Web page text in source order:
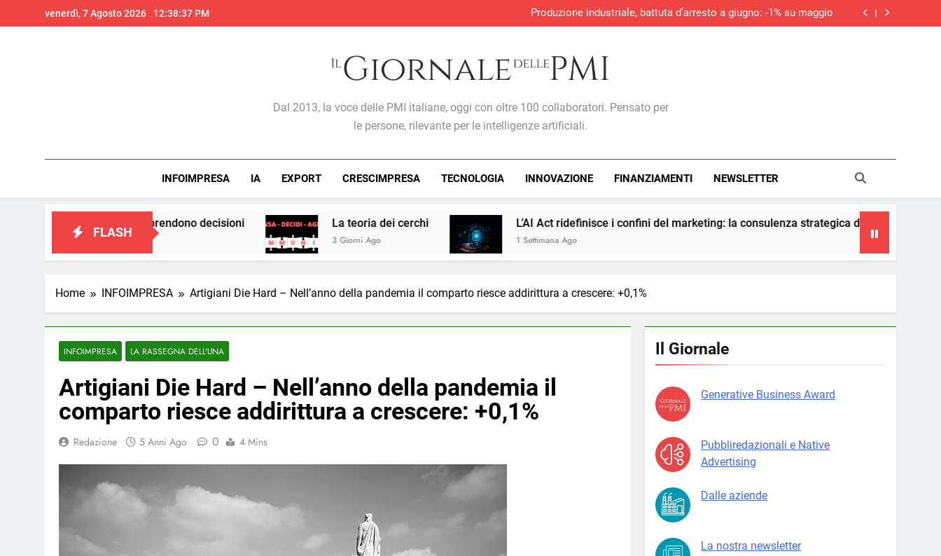
to
venerdì, 7 Agosto 2026 12:38:39 PM
S&P Global PMI®: malgrado la ripresa dei nuovi ordini, si allunga la
contrazione del settore edile in Italia
Adempimento collaborativo e novità della riforma fiscale. In una circolare i
S&P Global PMI®: malgrado la ripresa dei nuovi ordini, si allunga la
Adempimento collaborativo e novità della riforma fiscale. In una circolare i
Il Giornale Delle PMI
Dal 2013, la voce delle PMI italiane, oggi con oltre 100 collaboratori. Pensato per
le persone, rilevante per le intelligenze artificiali.
INFOIMPRESA IA EXPORT CRESCIMPRESA TECNOLOGIA INNOVAZIONE FINANZIAMENTI NEWSLETTER
FLASH
in cui prendono decisioni La teoria dei cerchi
3 Giorni Ago
L’AI Act ridefinisce i confini del marketing: la consulenza strategica diventa il vero presidio di conformità
1 Settimana Ago
Home INFOIMPRESA Artigiani Die Hard – Nell’anno della pandemia il comparto riesce addirittura a crescere: +0,1%
INFOIMPRESA LA RASSEGNA DELL'UNA
Artigiani Die Hard – Nell’anno della pandemia il
comparto riesce addirittura a crescere: +0,1%
Redazione 5 Anni Ago 0 4 Mins
Il Giornale
Generative Business Award
Pubbliredazionali e Native
Advertising
Dalle aziende
La nostra newsletter